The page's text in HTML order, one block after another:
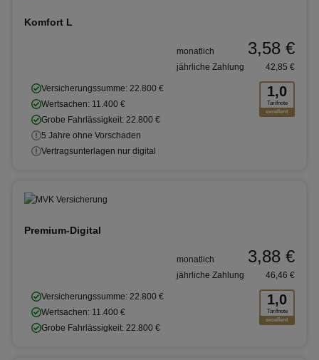
Komfort L
1,0
Tarifnote
excellent
Versicherungssumme: 22.800 €
Wertsachen: 11.400 €
Grobe Fahrlässigkeit: 22.800 €
5 Jahre ohne Vorschaden
Vertragsunterlagen nur digital
monatlich 3,58 €
jährliche Zahlung 42,85 €
Premium-Digital
1,0
Tarifnote
excellent
Versicherungssumme: 22.800 €
Wertsachen: 11.400 €
Grobe Fahrlässigkeit: 22.800 €
monatlich 3,88 €
jährliche Zahlung 46,46 €